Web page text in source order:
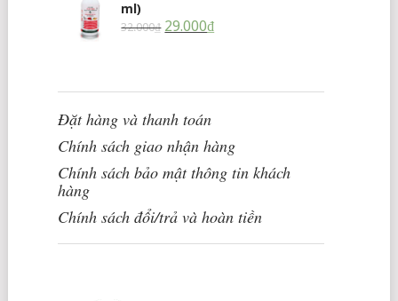
ml)
32.000₫ 29.000₫
Đặt hàng và thanh toán
Chính sách giao nhận hàng
Chính sách bảo mật thông tin khách
hàng
Chính sách đổi/trả và hoàn tiền